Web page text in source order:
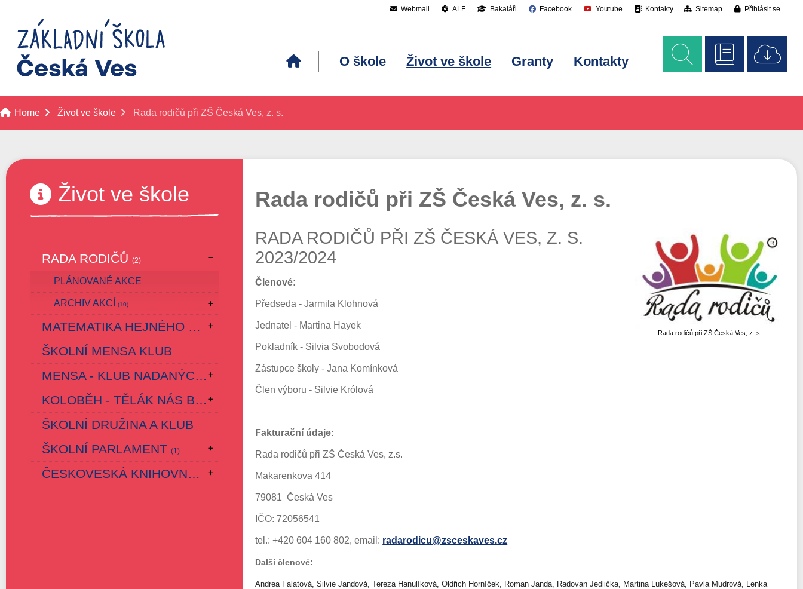
Webmail ALF Bakaláři Facebook Youtube Kontakty Sitemap Přihlásit se
O škole Život ve škole Granty Kontakty
Home Život ve škole Rada rodičů při ZŠ Česká Ves, z. s.
Život ve škole
RADA RODIČŮ (2)
PLÁNOVANÉ AKCE
ARCHIV AKCÍ (10)
MATEMATIKA HEJNÉHO METODOU (1)
ŠKOLNÍ MENSA KLUB
MENSA - KLUB NADANÝCH DĚTÍ
KOLOBĚH - TĚLÁK NÁS BAVÍ
ŠKOLNÍ DRUŽINA A KLUB
ŠKOLNÍ PARLAMENT (1)
ČESKOVESKÁ KNIHOVNA
Rada rodičů při ZŠ Česká Ves, z. s.
Rada rodičů při ZŠ Česká Ves, z. s.
RADA RODIČŮ PŘI ZŠ ČESKÁ VES, Z. S.
2023/2024
Členové:
Předseda - Jarmila Klohnová
Jednatel - Martina Hayek
Pokladník - Silvia Svobodová
Zástupce školy - Jana Komínková
Člen výboru - Silvie Królová
Fakturační údaje:
Rada rodičů při ZŠ Česká Ves, z.s.
Makarenkova 414
79081 Česká Ves
IČO: 72056541
tel.: +420 604 160 802, email: radarodicu@zsceskaves.cz
Další členové:
Andrea Falatová, Silvie Jandová, Tereza Hanulíková, Oldřich Horníček, Roman Janda, Radovan Jedlička, Martina Lukešová, Pavla Mudrová, Lenka